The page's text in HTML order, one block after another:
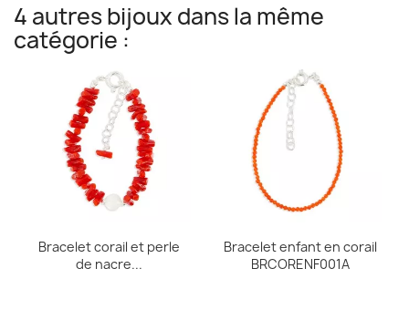
4 autres bijoux dans la même
catégorie :
Bracelet corail et perle
de nacre...
Bracelet enfant en corail
BRCORENF001A